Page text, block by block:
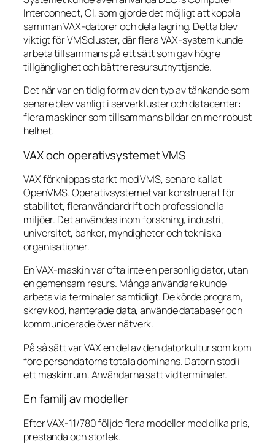
Interconnect, CI, som gjorde det möjligt att koppla
samman VAX-datorer och dela lagring. Detta blev
viktigt för VMScluster, där flera VAX-system kunde
arbeta tillsammans på ett sätt som gav högre
tillgänglighet och bättre resursutnyttjande.
Det här var en tidig form av den typ av tänkande som
senare blev vanligt i serverkluster och datacenter:
flera maskiner som tillsammans bildar en mer robust
helhet.
VAX och operativsystemet VMS
VAX förknippas starkt med VMS, senare kallat
OpenVMS. Operativsystemet var konstruerat för
stabilitet, fleranvändardrift och professionella
miljöer. Det användes inom forskning, industri,
universitet, banker, myndigheter och tekniska
organisationer.
En VAX-maskin var ofta inte en personlig dator, utan
en gemensam resurs. Många användare kunde
arbeta via terminaler samtidigt. De körde program,
skrev kod, hanterade data, använde databaser och
kommunicerade över nätverk.
På så sätt var VAX en del av den datorkultur som kom
före persondatorns totala dominans. Datorn stod i
ett maskinrum. Användarna satt vid terminaler.
En familj av modeller
Efter VAX-11/780 följde flera modeller med olika pris,
prestanda och storlek.